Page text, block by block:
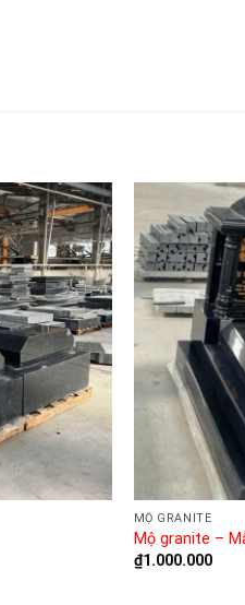
MỘ GRANITE
Mộ granite –
₫1.000.000